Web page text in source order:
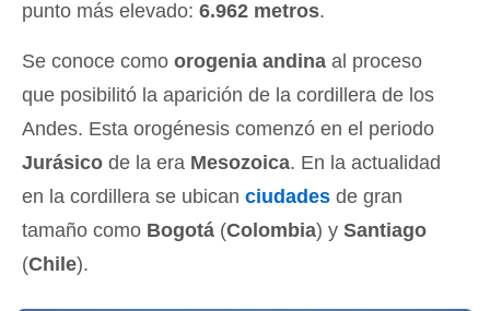
punto más elevado: 6.962 metros.
Se conoce como orogenia andina al proceso
que posibilitó la aparición de la cordillera de los
Andes. Esta orogénesis comenzó en el periodo
Jurásico de la era Mesozoica. En la actualidad
en la cordillera se ubican ciudades de gran
tamaño como Bogotá (Colombia) y Santiago
(Chile).